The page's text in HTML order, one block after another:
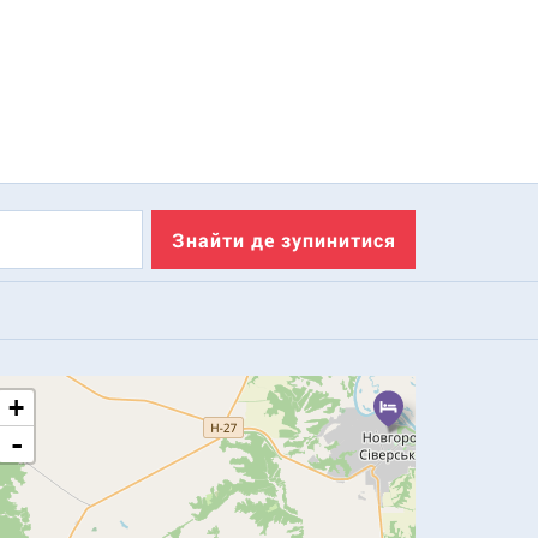
Знайти де зупинитися
+
-